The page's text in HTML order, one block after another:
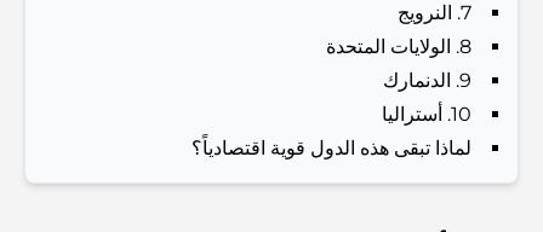
and a Smarter Metro Network
أفضل المقاهي في دبي بإطلالة خلابة: مزيج مثالي من المذاق
الرائع والمناظر الطبيعية الساحرة
7. النرويج
8. الولايات المتحدة
9. الدنمارك
10. أستراليا
لماذا تبقى هذه الدول قوية اقتصادياً؟